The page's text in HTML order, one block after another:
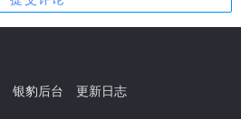
银豹后台 更新日志